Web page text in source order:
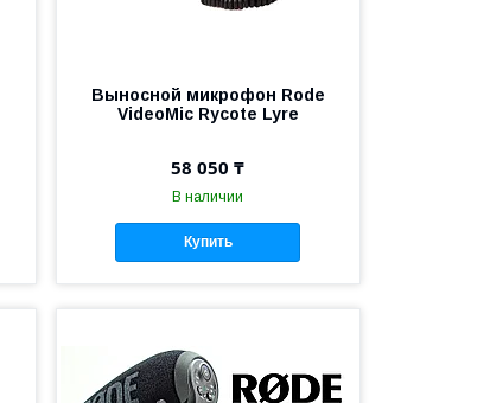
Выносной микрофон Rode
VideoMic Rycote Lyre
58 050 ₸
В наличии
Купить